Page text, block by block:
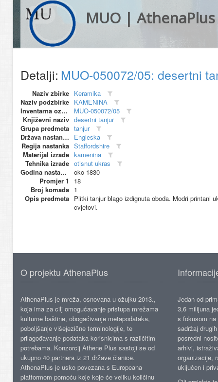
MUO | AthenaPlus
Detalji: MUO-050072/05: desertni
Naziv zbirke Keramika
Naziv podzbirke KAMENINA
Inventarna oznaka
MUO-050072/05
Književni naziv desertni tanjur
Grupa predmeta tanjur
Država nastanka
Engleska
Regija nastanka Staffordshire
Materijal izrade kamenina
Tehnika izrade otisnut ukras
Godina nastanka
oko 1830
Promjer 1
18
Broj komada 1
Opis predmeta Plitki tanjur blago izdignuta oboda. Modri printani
cvjetovi.
O projektu AthenaPlus
AthenaPlus je mreža, osnovana u ožujku 2013.,
koja ima za cilj omogućavanje pristupa mrežama
kulturne baštine, obogaćivanje metapodataka,
poboljšanje višejezične terminologije, te
prilagođavanje podataka korisnicima s različitim
potrebama. Konzorcij Athene Plus sastoji se od
ukupno 40 partnera iz 21 države članice.
AthenaPlus je usko povezana s Europeana
platformom pomoću koje koje će veliku količinu
Jedan od
3,6 milijuna
s fokusom
sadržaj
posredni
arhivi,
organizacije,
uključen i